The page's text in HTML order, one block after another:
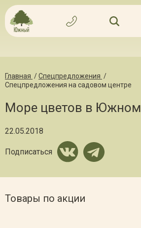
Главная /Спецпредложения /
Спецпредложения на садовом центре
Море цветов в Южном
22.05.2018
Подписаться
Товары по акции